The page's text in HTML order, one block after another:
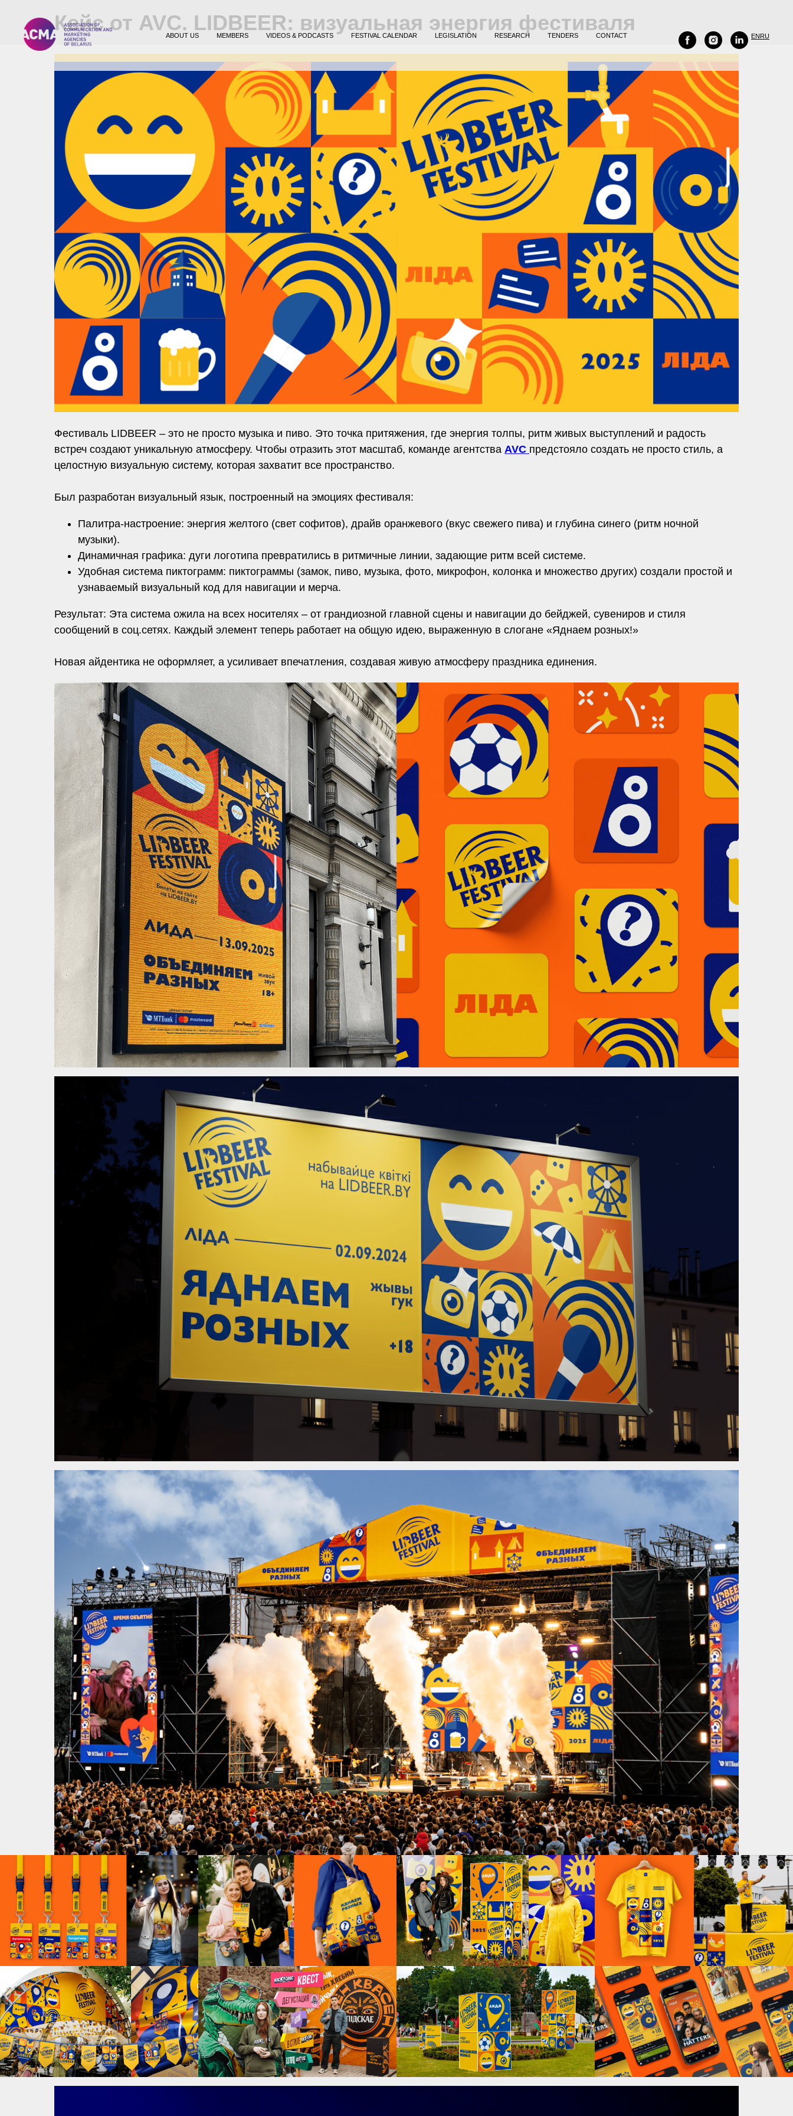
ABOUT US MEMBERS VIDEOS & PODCASTS FESTIVAL CALENDAR LEGISLATION RESEARCH TENDERS CONTACT ENRU
Кейс от AVC. LIDBEER: визуальная энергия фестиваля
Фестиваль LIDBEER – это не просто музыка и пиво. Это точка притяжения, где энергия толпы, ритм живых выступлений и радость
встреч создают уникальную атмосферу. Чтобы отразить этот масштаб, команде агентства AVC предстояло создать не просто стиль, а
целостную визуальную систему, которая захватит все пространство.
Был разработан визуальный язык, построенный на эмоциях фестиваля:
Палитра-настроение: энергия желтого (свет софитов), драйв оранжевого (вкус свежего пива) и глубина синего (ритм ночной
музыки).
Динамичная графика: дуги логотипа превратились в ритмичные линии, задающие ритм всей системе.
Удобная система пиктограмм: пиктограммы (замок, пиво, музыка, фото, микрофон, колонка и множество других) создали простой и
узнаваемый визуальный код для навигации и мерча.
Результат: Эта система ожила на всех носителях – от грандиозной главной сцены и навигации до бейджей, сувениров и стиля
сообщений в соц.сетях. Каждый элемент теперь работает на общую идею, выраженную в слогане «Яднаем розных!»
Новая айдентика не оформляет, а усиливает впечатления, создавая живую атмосферу праздника единения.